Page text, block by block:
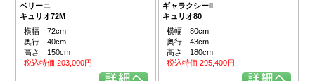
ベリーニ
キュリオ72M
横幅 72cm
奥行 40cm
高さ 150cm
税込特価 203,000円
ギャラクシーII
キュリオ80
横幅 80cm
奥行 43cm
高さ 180cm
税込特価 295,400円